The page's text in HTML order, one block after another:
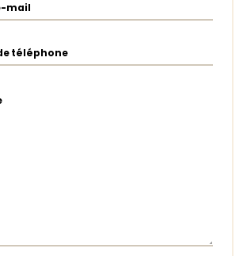
mail
téléphone